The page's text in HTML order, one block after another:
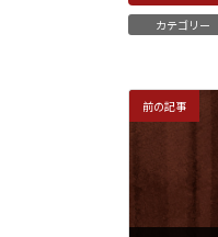
カテゴリー
前の記事